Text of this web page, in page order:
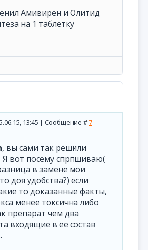
Амивирен и Олитид
на 1 таблетку
13:45 | Сообщение #7
, вы сами так решили
Я вот посему спрпшиваю(
в замене мои
доя удобства?) если
то доказанные факты,
менее токсична либо
препарат чем два
входящие в ее состав